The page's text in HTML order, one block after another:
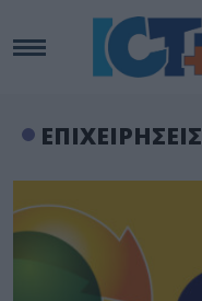
ΕΠΙΧΕΙΡΗΣΕΙΣ